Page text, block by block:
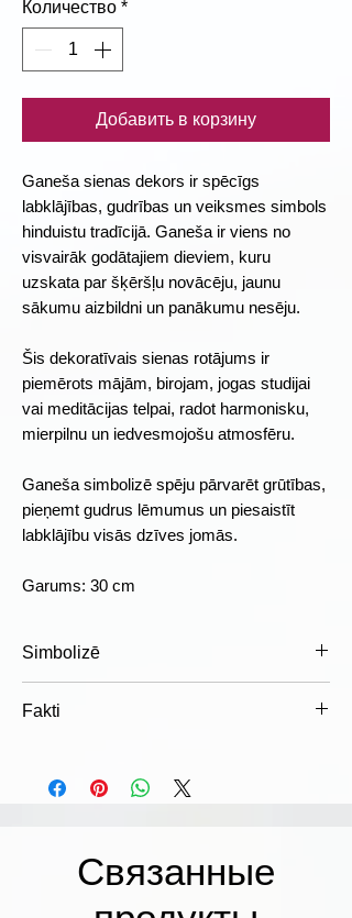
Количество *
Добавить в корзину
Ganeša sienas dekors ir spēcīgs
labklājības, gudrības un veiksmes simbols
hinduistu tradīcijā. Ganeša ir viens no
visvairāk godātajiem dieviem, kuru
uzskata par šķēršļu novācēju, jaunu
sākumu aizbildni un panākumu nesēju.
Šis dekoratīvais sienas rotājums ir
piemērots mājām, birojam, jogas studijai
vai meditācijas telpai, radot harmonisku,
mierpilnu un iedvesmojošu atmosfēru.
Ganeša simbolizē spēju pārvarēt grūtības,
pieņemt gudrus lēmumus un piesaistīt
labklājību visās dzīves jomās.
Garums: 30 cm
Simbolizē
Veiksmi un labklājību
Šķēršļu pārvarēšanu
Panākumus darbā un biznesā
Fakti
galvas, kas simbolizē gudrību,
svētību pirms jauna projekta,
biznesa vai svarīga dzīves posma
uzsākšanas.
Связанные